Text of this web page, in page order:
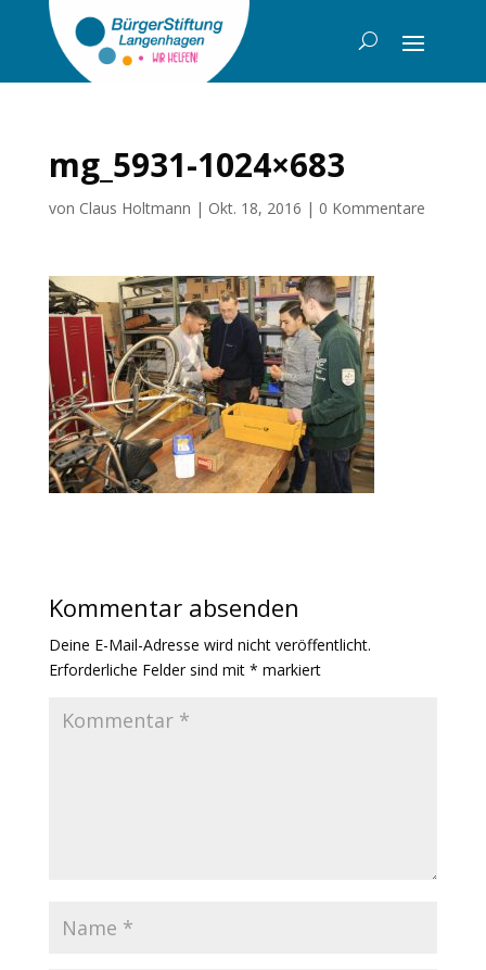
mg_5931-1024×683
von Claus Holtmann | Okt. 18, 2016 | 0 Kommentare
Kommentar absenden
Deine E-Mail-Adresse wird nicht veröffentlicht.
Erforderliche Felder sind mit * markiert